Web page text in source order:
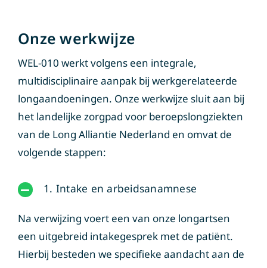
Onze werkwijze
WEL-010 werkt volgens een integrale,
multidisciplinaire aanpak bij werkgerelateerde
longaandoeningen. Onze werkwijze sluit aan bij
het landelijke zorgpad voor beroepslongziekten
van de Long Alliantie Nederland en omvat de
volgende stappen:
1. Intake en arbeidsanamnese
Na verwijzing voert een van onze longartsen
een uitgebreid intakegesprek met de patiënt.
Hierbij besteden we specifieke aandacht aan de